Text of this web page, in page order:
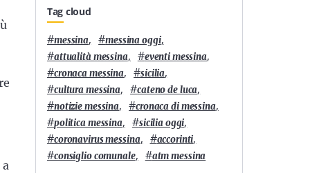
Tag cloud
#messina, #messina oggi,
#attualità messina, #eventi messina,
#cronaca messina, #sicilia,
#cultura messina, #cateno de luca,
#notizie messina, #cronaca di messina,
#politica messina, #sicilia oggi,
#coronavirus messina, #accorinti,
#consiglio comunale, #atm messina